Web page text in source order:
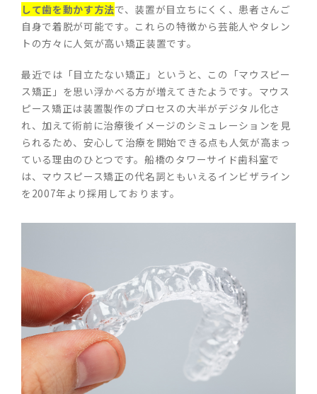
して歯を動かす方法で、装置が目立ちにくく、患者さんご
自身で着脱が可能です。これらの特徴から芸能人やタレン
トの方々に人気が高い矯正装置です。
最近では「目立たない矯正」というと、この「マウスピー
ス矯正」を思い浮かべる方が増えてきたようです。マウス
ピース矯正は装置製作のプロセスの大半がデジタル化さ
れ、加えて術前に治療後イメージのシミュレーションを見
られるため、安心して治療を開始できる点も人気が高まっ
ている理由のひとつです。船橋のタワーサイド歯科室で
は、マウスピース矯正の代名詞ともいえるインビザライン
を2007年より採用しております。